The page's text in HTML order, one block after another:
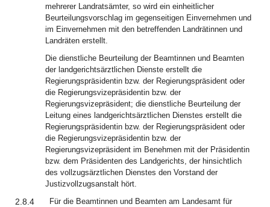
mehrerer Landratsämter, so wird ein einheitlicher
Beurteilungsvorschlag im gegenseitigen Einvernehmen und
im Einvernehmen mit den betreffenden Landrätinnen und
Landräten erstellt.
Die dienstliche Beurteilung der Beamtinnen und Beamten
der landgerichtsärztlichen Dienste erstellt die
Regierungspräsidentin bzw. der Regierungspräsident oder
die Regierungsvizepräsidentin bzw. der
Regierungsvizepräsident; die dienstliche Beurteilung der
Leitung eines landgerichtsärztlichen Dienstes erstellt die
Regierungspräsidentin bzw. der Regierungspräsident oder
die Regierungsvizepräsidentin bzw. der
Regierungsvizepräsident im Benehmen mit der Präsidentin
bzw. dem Präsidenten des Landgerichts, der hinsichtlich
des vollzugsärztlichen Dienstes den Vorstand der
Justizvollzugsanstalt hört.
2.8.4
Für die Beamtinnen und Beamten am Landesamt für